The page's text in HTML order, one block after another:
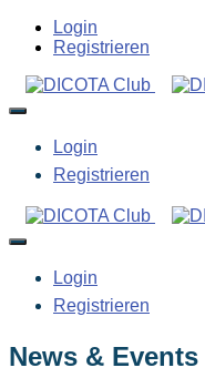
Login
Registrieren
Login
Registrieren
Login
Registrieren
News & Events